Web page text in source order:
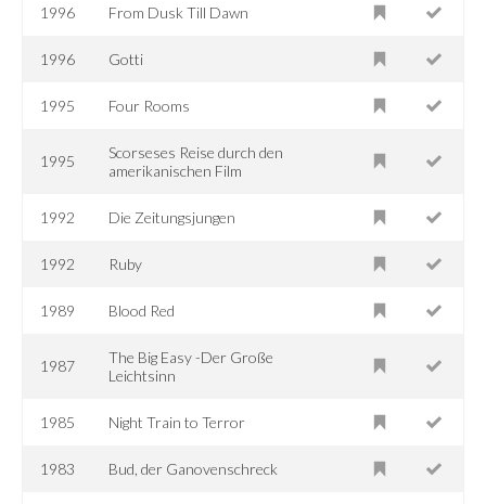
1996 From Dusk Till Dawn
1996 Gotti
1995 Four Rooms
1995
Scorseses Reise durch den
amerikanischen Film
1992 Die Zeitungsjungen
1992 Ruby
1989 Blood Red
1987
The Big Easy -Der Große
Leichtsinn
1985 Night Train to Terror
1983 Bud, der Ganovenschreck